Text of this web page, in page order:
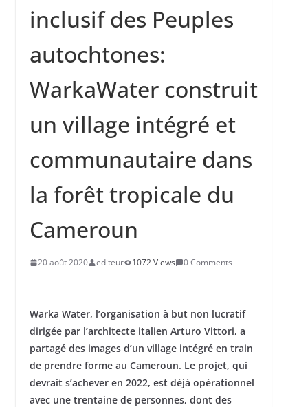
Ndayishimiye verrouille l’appareil
sécuritaire sous fond de peur d’un
inclusif des Peuples
autochtones:
WarkaWater construit
un village intégré et
communautaire dans
la forêt tropicale du
Cameroun
20 août 2020 editeur 1072 Views 0 Comments
Warka Water, l’organisation à but non lucratif
dirigée par l’architecte italien Arturo Vittori, a
partagé des images d’un village intégré en train
de prendre forme au Cameroun. Le projet, qui
devrait s’achever en 2022, est déjà opérationnel
avec une trentaine de personnes, dont des